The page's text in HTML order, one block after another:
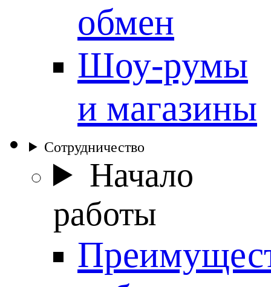
обмен
Шоу-румы
и магазины
Сотрудничество
Начало
работы